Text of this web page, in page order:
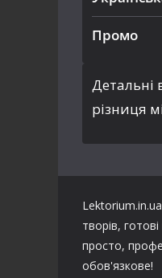
Промо
Детальні
різниця
творів,
просто,
обов'язкове!